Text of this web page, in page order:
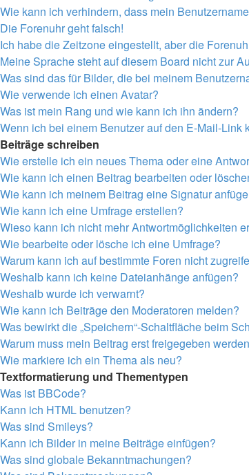
Wie kann ich verhindern, dass mein
Die Forenuhr geht falsch!
Ich habe die Zeitzone eingestellt, aber die
Meine Sprache steht auf diesem Board nicht zur
Was sind das für Bilder, die bei meinem
Wie verwende ich einen Avatar?
Was ist mein Rang und wie kann ich ihn ändern?
Wenn ich bei einem Benutzer auf den E-Mail-
Beiträge schreiben
Wie erstelle ich ein neues Thema oder eine
Wie kann ich einen Beitrag bearbeiten oder
Wie kann ich meinem Beitrag eine Signatur
Wie kann ich eine Umfrage erstellen?
Wieso kann ich nicht mehr Antwortmöglichkeiten
Wie bearbeite oder lösche ich eine Umfrage?
Warum kann ich auf bestimmte Foren nicht
Weshalb kann ich keine Dateianhänge anfügen?
Weshalb wurde ich verwarnt?
Wie kann ich Beiträge den Moderatoren melden?
Was bewirkt die „Speichern“-Schaltfläche beim
Warum muss mein Beitrag erst freigegeben
Wie markiere ich ein Thema als neu?
Textformatierung und Thementypen
Was ist BBCode?
Kann ich HTML benutzen?
Was sind Smileys?
Kann ich Bilder in meine Beiträge einfügen?
Was sind globale Bekanntmachungen?